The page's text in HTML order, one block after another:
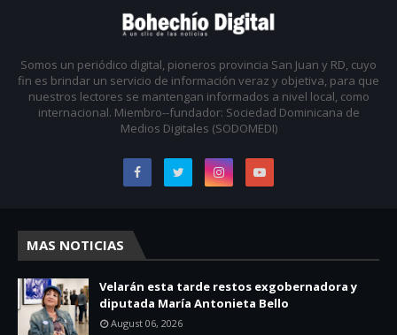
Somos un periódico digital, pioneros provincia San Juan y RD, cuyo
fin es brindar un servicio de información veraz y objetiva, para que
nuestros lectores se mantengan informados a nivel local, como
internacional. Miembro--fundador: Sociedad Dominicana de
Medios Digitales (SODOMEDI)
MAS NOTICIAS
Velarán esta tarde restos exgobernadora y
diputada María Antonieta Bello
August 06, 2026